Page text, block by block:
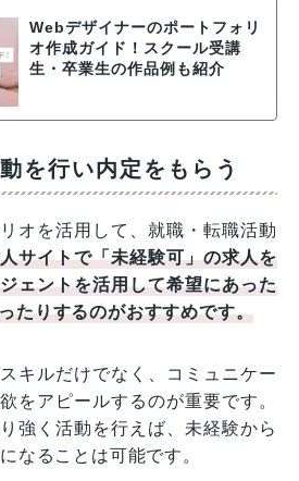
Webデザイナーのポートフォリ
オ作成ガイド！スクール受講
生・卒業生の作品例も紹介
を行い内定をもらう
オを活用して、就職・転職活動
サイトで「未経験可」の求人を
ェントを活用して希望にあった
たりするのがおすすめです。
キルだけでなく、コミュニケー
をアピールするのが重要です。
強く活動を行えば、未経験から
なることは可能です。